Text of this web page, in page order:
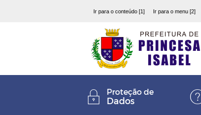
Ir para o conteúdo [1] Ir para o menu [2]
Proteção de
Dados